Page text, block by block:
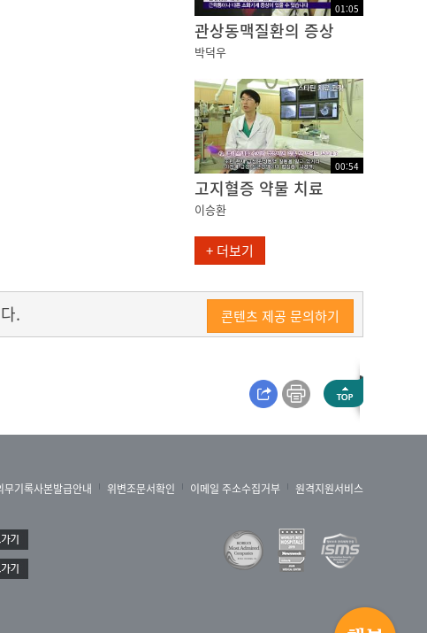
01:05
관상동맥질환의 증상
박덕우
00:54
고지혈증 약물 치료
이승환
+ 더보기
. 콘텐츠 제공 문의하기
무기록사본발급안내 위변조문서확인 이메일 주소수집거부 원격지원서비스